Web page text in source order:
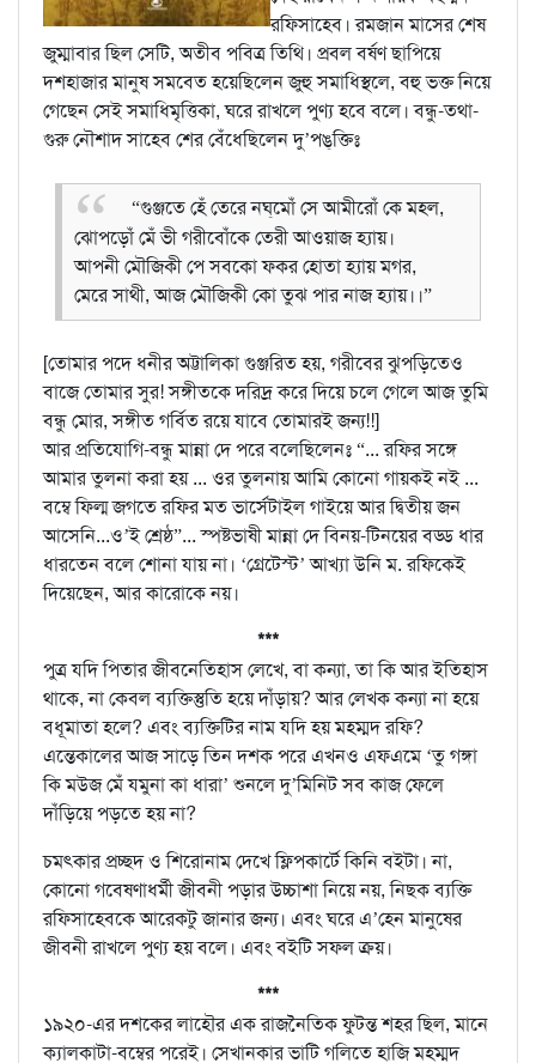
রফিসাহেব। রমজান মাসের শেষ
জুম্মাবার ছিল সেটি, অতীব পবিত্র তিথি। প্রবল বর্ষণ ছাপিয়ে
দশহাজার মানুষ সমবেত হয়েছিলেন জুহু সমাধিস্থলে, বহু ভক্ত নিয়ে
গেছেন সেই সমাধিমৃত্তিকা, ঘরে রাখলে পুণ্য হবে বলে। বন্ধু-তথা-
গুরু নৌশাদ সাহেব শের বেঁধেছিলেন দু’পঙ্‌ক্তিঃ
“গুঞ্জতে হেঁ তেরে নঘ্‌মোঁ সে আমীরোঁ কে মহল,
ঝোপড়োঁ মেঁ ভী গরীবোঁকে তেরী আওয়াজ হ্যায়।
আপনী মৌজিকী পে সবকো ফকর হোতা হ্যায় মগর,
মেরে সাথী, আজ মৌজিকী কো তুঝ পার নাজ হ্যায়।।”
[তোমার পদে ধনীর অট্টালিকা গুঞ্জরিত হয়, গরীবের ঝুপড়িতেও
বাজে তোমার সুর! সঙ্গীতকে দরিদ্র করে দিয়ে চলে গেলে আজ তুমি
বন্ধু মোর, সঙ্গীত গর্বিত রয়ে যাবে তোমারই জন্য!!]
আর প্রতিযোগি-বন্ধু মান্না দে পরে বলেছিলেনঃ “... রফির সঙ্গে
আমার তুলনা করা হয় ... ওর তুলনায় আমি কোনো গায়কই নই ...
বম্বে ফিল্ম জগতে রফির মত ভার্সেটাইল গাইয়ে আর দ্বিতীয় জন
আসেনি...ও’ই শ্রেষ্ঠ”... স্পষ্টভাষী মান্না দে বিনয়-টিনয়ের বড্ড ধার
ধারতেন বলে শোনা যায় না। ‘গ্রেটেস্ট’ আখ্যা উনি ম. রফিকেই
দিয়েছেন, আর কারোকে নয়।
***
পুত্র যদি পিতার জীবনেতিহাস লেখে, বা কন্যা, তা কি আর ইতিহাস
থাকে, না কেবল ব্যক্তিস্তুতি হয়ে দাঁড়ায়? আর লেখক কন্যা না হয়ে
বধূমাতা হলে? এবং ব্যক্তিটির নাম যদি হয় মহম্মদ রফি?
এন্তেকালের আজ সাড়ে তিন দশক পরে এখনও এফএমে ‘তু গঙ্গা
কি মউজ মেঁ যমুনা কা ধারা’ শুনলে দু’মিনিট সব কাজ ফেলে
দাঁড়িয়ে পড়তে হয় না?
চমৎকার প্রচ্ছদ ও শিরোনাম দেখে ফ্লিপকার্টে কিনি বইটা। না,
কোনো গবেষণাধর্মী জীবনী পড়ার উচ্চাশা নিয়ে নয়, নিছক ব্যক্তি
রফিসাহেবকে আরেকটু জানার জন্য। এবং ঘরে এ’হেন মানুষের
জীবনী রাখলে পুণ্য হয় বলে। এবং বইটি সফল ক্রয়।
***
১৯২০-এর দশকের লাহৌর এক রাজনৈতিক ফুটন্ত শহর ছিল, মানে
ক্যালকাটা-বম্বের পরেই। সেখানকার ভাটি গলিতে হাজি মহম্মদ